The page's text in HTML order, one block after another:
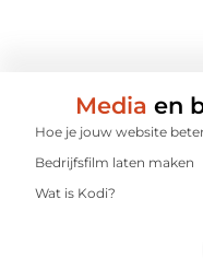
Media en
Hoe je jouw website
Bedrijfsfilm laten maken
Wat is Kodi?